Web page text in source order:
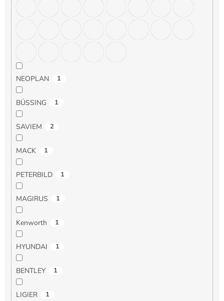
NEOPLAN 1
BÜSSING 1
SAVIEM 2
MACK 1
PETERBILD 1
MAGIRUS 1
Kenworth 1
HYUNDAI 1
BENTLEY 1
LIGIER 1